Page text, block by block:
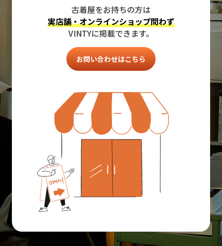
古着屋をお持ちの方は
実店舗・オンラインショップ問わず
VINTYに掲載できます。
お問い合わせはこちら